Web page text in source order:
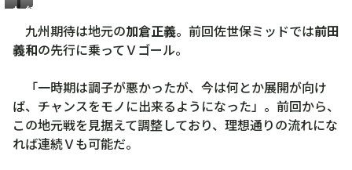
加
正
緒
方
将
九州期待は地元の加倉正義。前回佐世保ミッドでは前田
義和の先行に乗ってＶゴール。
「一時期は調子が悪かったが、今は何とか展開が向け
ば、チャンスをモノに出来るようになった」。前回から、
この地元戦を見据えて調整しており、理想通りの流れにな
れば連続Ｖも可能だ。